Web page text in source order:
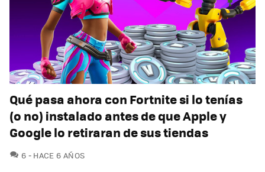
Qué pasa ahora con Fortnite si lo tenías
(o no) instalado antes de que Apple y
Google lo retiraran de sus tiendas
6 COMENTARIOS
HACE 6 AÑOS